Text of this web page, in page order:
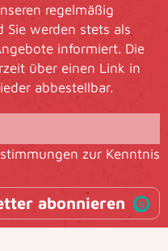
regelmäßig
Sie werden stets als
informiert. Die
über einen Link in
abbestellbar.
zur Kenntnis
abonnieren